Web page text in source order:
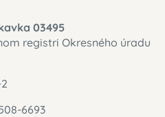
03495
registri Okresného úradu
6693